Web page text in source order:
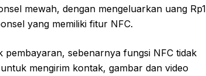
mewah, dengan mengeluarkan uang Rp1
yang memiliki fitur NFC.
sebenarnya fungsi NFC tidak
mengirim kontak, gambar dan video